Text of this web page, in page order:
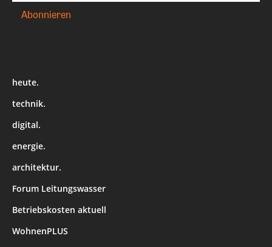
heute.
technik.
digital.
energie.
architektur.
Forum Leitungswasser
Betriebskosten aktuell
WohnenPLUS